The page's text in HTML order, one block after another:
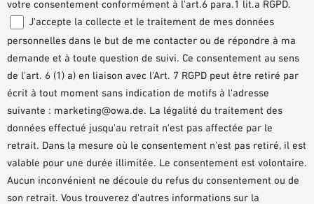
votre consentement conformément à l'art.6 para.1 lit.a RGPD.
J'accepte la collecte et le traitement de mes données
personnelles dans le but de me contacter ou de répondre à ma
demande et à toute question de suivi. Ce consentement au sens
de l'art. 6 (1) a) en liaison avec l'Art. 7 RGPD peut être retiré par
écrit à tout moment sans indication de motifs à l'adresse
suivante : marketing@owa.de. La légalité du traitement des
données effectué jusqu'au retrait n'est pas affectée par le
retrait. Dans la mesure où le consentement n'est pas retiré, il est
valable pour une durée illimitée. Le consentement est volontaire.
Aucun inconvénient ne découle du refus du consentement ou de
son retrait. Vous trouverez d'autres informations sur la